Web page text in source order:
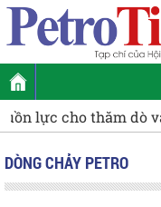
Phát triển Trung tâm
DÒNG CHẢY PETRO